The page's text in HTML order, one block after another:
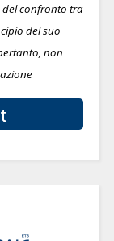
del confronto tra
del suo
non